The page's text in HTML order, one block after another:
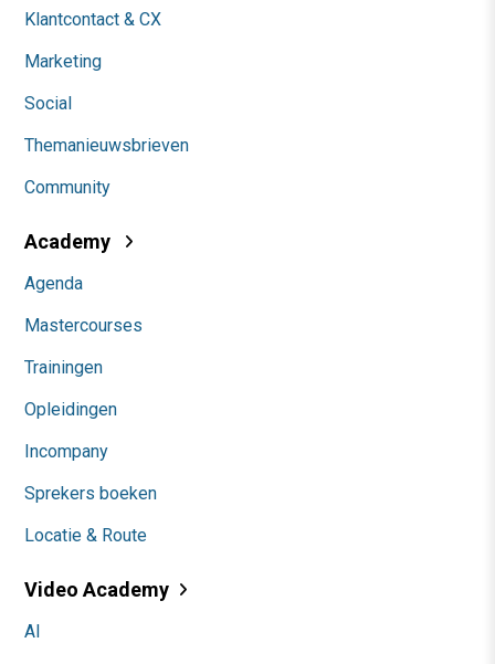
Klantcontact & CX
Marketing
Social
Themanieuwsbrieven
Community
Academy
Agenda
Mastercourses
Trainingen
Opleidingen
Incompany
Sprekers boeken
Locatie & Route
Video Academy
AI